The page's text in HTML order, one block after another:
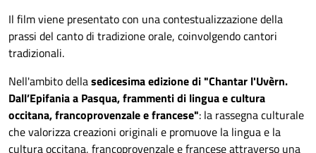
Il film viene presentato con una contestualizzazione della
prassi del canto di tradizione orale, coinvolgendo cantori
tradizionali.
Nell'ambito dellasedicesima edizione di "Chantar l'Uvèrn.
Dall’Epifania a Pasqua, frammenti di lingua e cultura
occitana, francoprovenzale e francese": la rassegna culturale
che valorizza creazioni originali e promuove la lingua e la
cultura occitana, francoprovenzale e francese attraverso una